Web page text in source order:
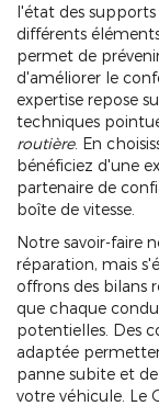
l'état des
différents
permet de
d'améliorer le
expertise repose
techniques
routière. En
bénéficiez d'une
partenaire de
boîte de vitesse.
Notre savoir-faire
réparation, mais
offrons des bilans
que chaque
potentielles. Des
adaptée
panne subite et
votre véhicule. Le